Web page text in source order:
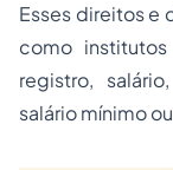
Esses direitos e
como
registro,
salário mínimo ou